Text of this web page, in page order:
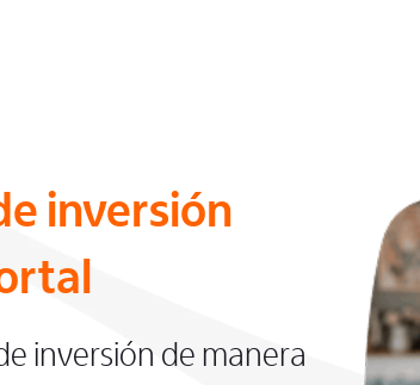
inversión
inversión de manera